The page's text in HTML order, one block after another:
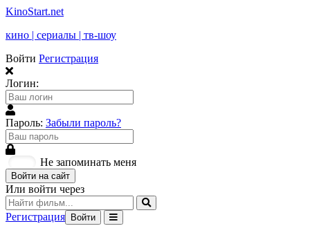
KinoStart.net
кино | сериалы | тв-шоу
Войти Регистрация
Логин:
Пароль: Забыли пароль?
Не запоминать меня
Войти на сайт
Или войти через
Регистрация Войти